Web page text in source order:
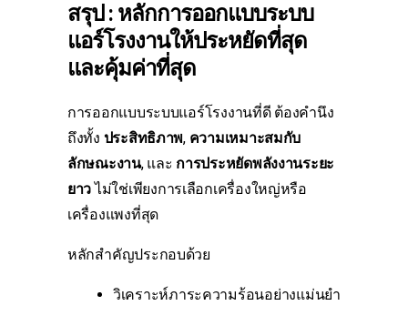
สรุป : หลักการออกแบบระบบ
แอร์โรงงานให้ประหยัดที่สุด
และคุ้มค่าที่สุด
การออกแบบระบบแอร์โรงงานที่ดี ต้องคำนึง
ถึงทั้ง ประสิทธิภาพ, ความเหมาะสมกับ
ลักษณะงาน, และ การประหยัดพลังงานระยะ
ยาวไม่ใช่เพียงการเลือกเครื่องใหญ่หรือ
เครื่องแพงที่สุด
หลักสำคัญประกอบด้วย
วิเคราะห์ภาระความร้อนอย่างแม่นยำ